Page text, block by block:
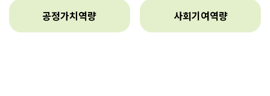
공정가치역량 사회기여역량